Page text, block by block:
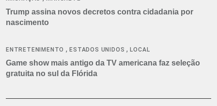
Trump assina novos decretos contra cidadania por
nascimento
ENTRETENIMENTO ,ESTADOS UNIDOS ,LOCAL
Game show mais antigo da TV americana faz seleção
gratuita no sul da Flórida